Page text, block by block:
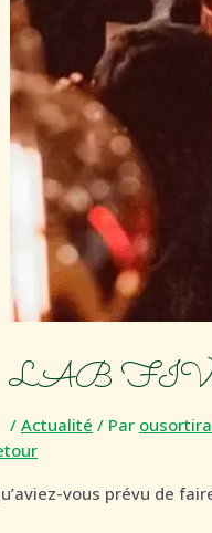
LAB
/ Actualité / Par
vous prévu de